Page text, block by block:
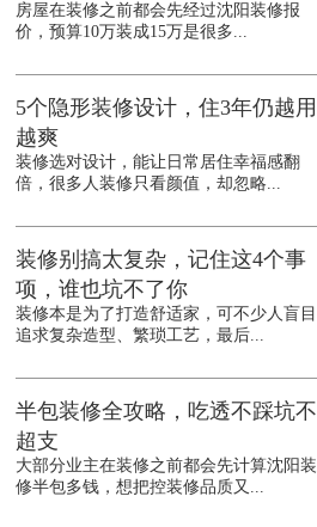
房屋在装修之前都会先经过沈阳装修报
价，预算10万装成15万是很多...
5个隐形装修设计，住3年仍越用
越爽
装修选对设计，能让日常居住幸福感翻
倍，很多人装修只看颜值，却忽略...
装修别搞太复杂，记住这4个事
项，谁也坑不了你
装修本是为了打造舒适家，可不少人盲目
追求复杂造型、繁琐工艺，最后...
半包装修全攻略，吃透不踩坑不
超支
大部分业主在装修之前都会先计算沈阳装
修半包多钱，想把控装修品质又...